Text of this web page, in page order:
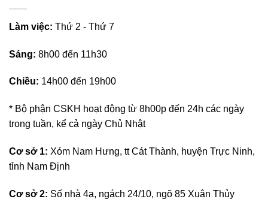
Làm việc: Thứ 2 - Thứ 7
Sáng: 8h00 đến 11h30
Chiều: 14h00 đến 19h00
* Bộ phận CSKH hoạt động từ 8h00p đến 24h các ngày
trong tuần, kể cả ngày Chủ Nhật
Cơ sở 1: Xóm Nam Hưng, tt Cát Thành, huyện Trực Ninh,
tỉnh Nam Định
Cơ sở 2: Số nhà 4a, ngách 24/10, ngõ 85 Xuân Thủy